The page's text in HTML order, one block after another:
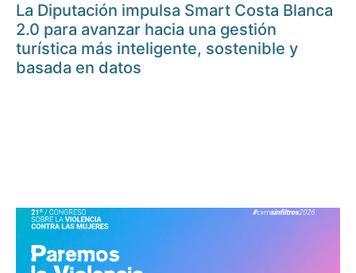
La Diputación impulsa Smart Costa Blanca
2.0 para avanzar hacia una gestión
turística más inteligente, sostenible y
basada en datos